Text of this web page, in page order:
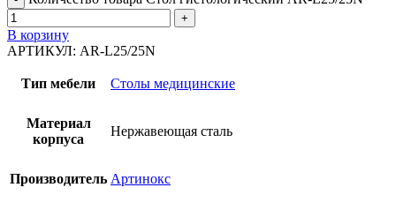
В корзину
АРТИКУЛ: AR-L25/25N
Тип мебели Столы медицинские
Материал
корпуса
Нержавеющая сталь
Производитель Артинокс